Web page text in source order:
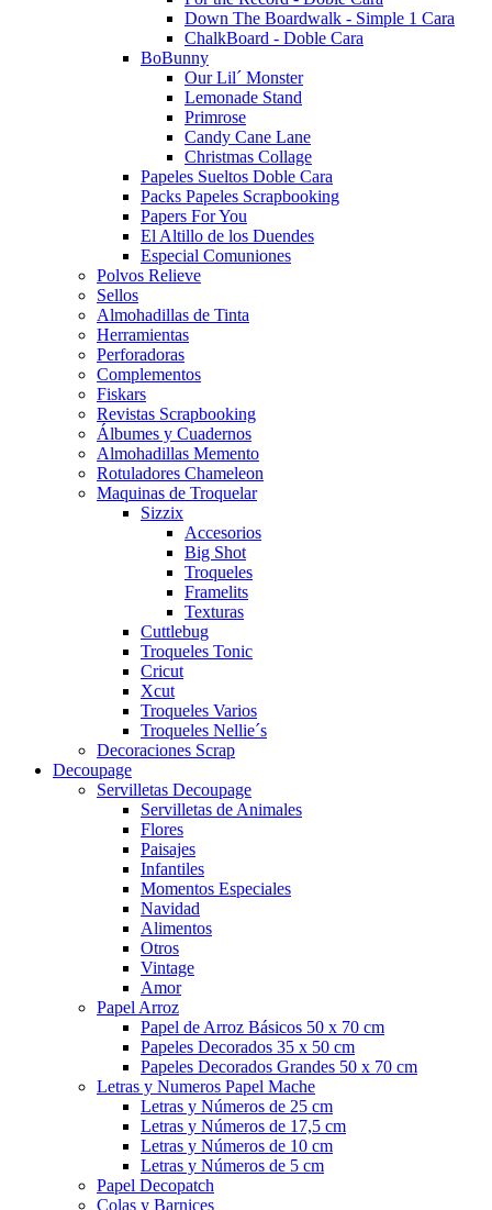
Down The Boardwalk - Simple 1 Cara
ChalkBoard - Doble Cara
BoBunny
Our Lil´ Monster
Lemonade Stand
Primrose
Candy Cane Lane
Christmas Collage
Papeles Sueltos Doble Cara
Packs Papeles Scrapbooking
Papers For You
El Altillo de los Duendes
Especial Comuniones
Polvos Relieve
Sellos
Almohadillas de Tinta
Herramientas
Perforadoras
Complementos
Fiskars
Revistas Scrapbooking
Álbumes y Cuadernos
Almohadillas Memento
Rotuladores Chameleon
Maquinas de Troquelar
Sizzix
Accesorios
Big Shot
Troqueles
Framelits
Texturas
Cuttlebug
Troqueles Tonic
Cricut
Xcut
Troqueles Varios
Troqueles Nellie´s
Decoraciones Scrap
Decoupage
Servilletas Decoupage
Servilletas de Animales
Flores
Paisajes
Infantiles
Momentos Especiales
Navidad
Alimentos
Otros
Vintage
Amor
Papel Arroz
Papel de Arroz Básicos 50 x 70 cm
Papeles Decorados 35 x 50 cm
Papeles Decorados Grandes 50 x 70 cm
Letras y Numeros Papel Mache
Letras y Números de 25 cm
Letras y Números de 17,5 cm
Letras y Números de 10 cm
Letras y Números de 5 cm
Papel Decopatch
Colas y Barnices